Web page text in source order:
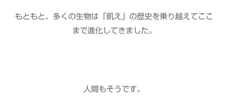
もともと、多くの生物は「飢え」の歴史を乗り越えてここ
まで進化してきました。
人間もそうです。